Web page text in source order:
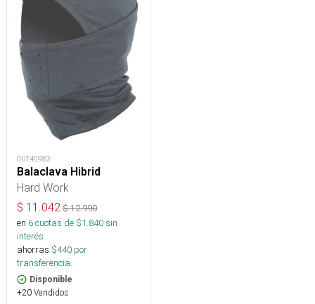
OUT40983
Balaclava Hibrid
Hard Work
$ 11.042 $12.990
en 6cuotas de $1.840sin
interés
ahorras $440 por
transferencia.
Disponible
+20 Vendidos